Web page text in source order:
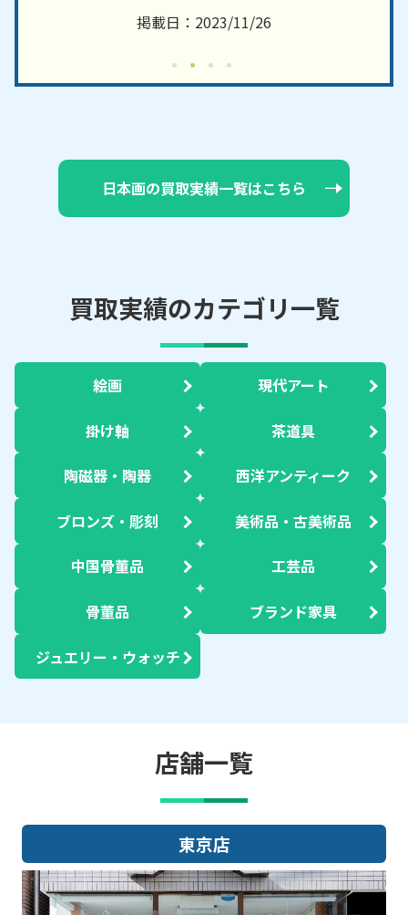
掲載日：2023/11/26
日本画の買取実績一覧はこちら
買取実績のカテゴリ一覧
絵画 現代アート
掛け軸 茶道具
陶磁器・陶器 西洋アンティーク
ブロンズ・彫刻 美術品・古美術品
中国骨董品 工芸品
骨董品 ブランド家具
ジュエリー・ウォッチ
店舗一覧
東京店